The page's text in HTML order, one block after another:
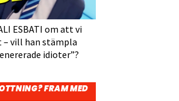
ESBATI om att vi
– vill han stämpla
idioter”?
FRAM MED